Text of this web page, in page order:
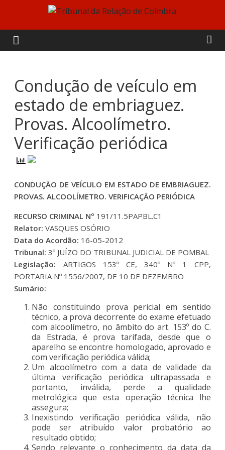
content
Tribunal
da
Relação
de
Coimbra
Condução de veículo em
estado de embriaguez.
Provas. Alcoolímetro.
Verificação periódica
CONDUÇÃO DE VEÍCULO EM ESTADO DE EMBRIAGUEZ.
PROVAS. ALCOOLÍMETRO. VERIFICAÇÃO PERIÓDICA
RECURSO CRIMINAL Nº 191/11.5PAPBL.C1
Relator:VASQUES OSÓRIO
Data do Acordão: 16-05-2012
Tribunal:3º JUÍZO DO TRIBUNAL JUDICIAL DE POMBAL
Legislação: ARTIGOS 153º CE, 340º Nº 1 CPP,
PORTARIA Nº 1556/2007, DE 10 DE DEZEMBRO
Sumário:
Não constituindo prova pericial em sentido
técnico, a prova decorrente do exame efetuado
com alcoolímetro, no âmbito do art. 153º do C.
da Estrada, é prova tarifada, desde que o
aparelho se encontre homologado, aprovado e
com verificação periódica válida;
Um alcoolímetro com a data de validade da
última verificação periódica ultrapassada e
portanto, inválida, perde a qualidade
metrológica que esta operação técnica lhe
assegura;
Inexistindo verificação periódica válida, não
pode ser atribuído valor probatório ao
resultado obtido;
Sendo relevante o conhecimento da data da